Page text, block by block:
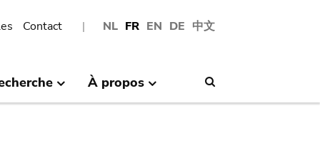
NL FR EN DE 中文
Contact
À propos